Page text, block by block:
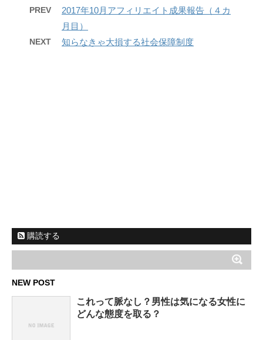
PREV
2017年10月アフィリエイト成果報告（４カ
月目）
NEXT 知らなきゃ大損する社会保障制度
購読する
NEW POST
これって脈なし？男性は気になる女性に
どんな態度を取る？